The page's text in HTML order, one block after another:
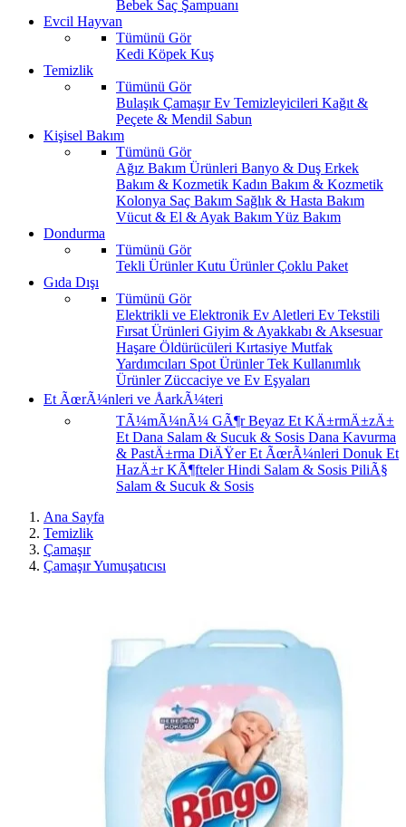
Bebek Saç Şampuanı
Evcil Hayvan
Tümünü Gör
Kedi Köpek Kuş
Temizlik
Tümünü Gör
Bulaşık ÇamaşırEv Temizleyicileri Kağıt &
Peçete & Mendil Sabun
Kişisel Bakım
Tümünü Gör
Ağız Bakım Ürünleri Banyo & Duş Erkek
Bakım & Kozmetik Kadın Bakım & Kozmetik
Kolonya Saç Bakım Sağlık & Hasta Bakım
Vücut & El & Ayak BakımYüz Bakım
Dondurma
Tümünü Gör
Tekli ÜrünlerKutu ÜrünlerÇoklu Paket
Gıda Dışı
Tümünü Gör
Elektrikli ve Elektronik Ev Aletleri Ev Tekstili
Fırsat Ürünleri Giyim & Ayakkabı & Aksesuar
Haşare Öldürücüleri Kırtasiye Mutfak
Yardımcıları Spot ÜrünlerTek Kullanımlık
Ürünler Züccaciye ve Ev Eşyaları
Et ÃœrÃ¼nleri ve ÅarkÃ¼teri
TÃ¼mÃ¼nÃ¼ GÃ¶rBeyaz Et KÄ±rmÄ±zÄ±
Et Dana Salam & Sucuk & Sosis Dana Kavurma
& PastÄ±rma DiÄŸer Et ÃœrÃ¼nleri Donuk Et
HazÄ±r KÃ¶ftelerHindi Salam & Sosis PiliÃ§
Salam & Sucuk & Sosis
Ana Sayfa
Temizlik
Çamaşır
Çamaşır Yumuşatıcısı